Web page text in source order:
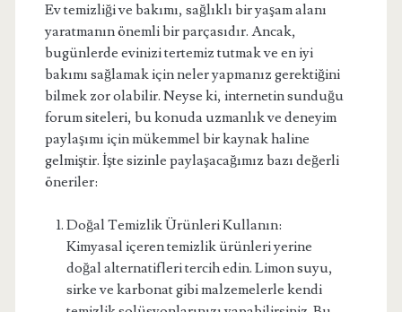
Ev temizliği ve bakımı, sağlıklı bir yaşam alanı
yaratmanın önemli bir parçasıdır. Ancak,
bugünlerde evinizi tertemiz tutmak ve en iyi
bakımı sağlamak için neler yapmanız gerektiğini
bilmek zor olabilir. Neyse ki, internetin sunduğu
forum siteleri, bu konuda uzmanlık ve deneyim
paylaşımı için mükemmel bir kaynak haline
gelmiştir. İşte sizinle paylaşacağımız bazı değerli
öneriler:
Doğal Temizlik Ürünleri Kullanın:
Kimyasal içeren temizlik ürünleri yerine
doğal alternatifleri tercih edin. Limon suyu,
sirke ve karbonat gibi malzemelerle kendi